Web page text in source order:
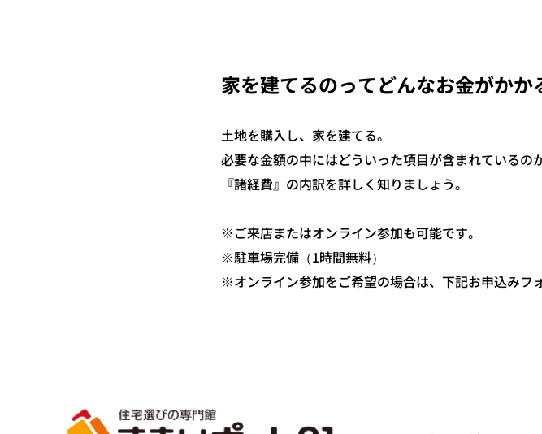
家を建てるのってどんなお金がかか
土地を購入し、家を建てる。
必要な金額の中にはどういった項目が含まれているの
『諸経費』の内訳を詳しく知りましょう。
※ご来店またはオンライン参加も可能です。
※駐車場完備（1時間無料）
※オンライン参加をご希望の場合は、下記お申込みフ